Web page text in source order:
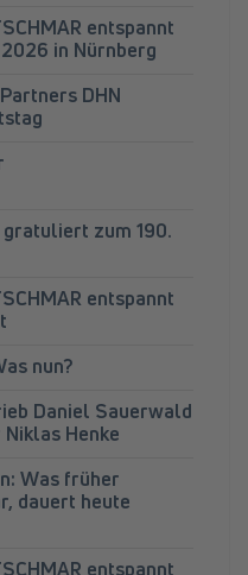
entspannt
in Nürnberg
DHN
zum 190.
entspannt
nun?
Daniel Sauerwald
Henke
Was früher
dauert heute
entspannt